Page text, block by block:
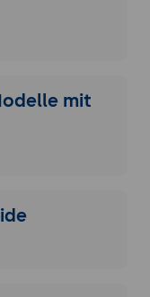
mit